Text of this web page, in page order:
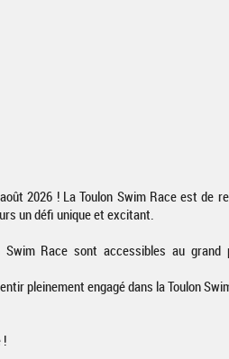
2026 ! La Toulon Swim Race est de
un défi unique et excitant.
Race sont accessibles au grand
pleinement engagé dans la Toulon
!